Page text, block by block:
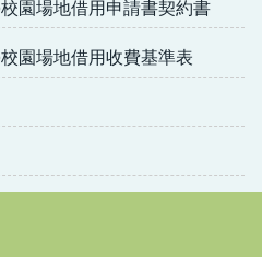
園場地借用申請書契約書
園場地借用收費基準表